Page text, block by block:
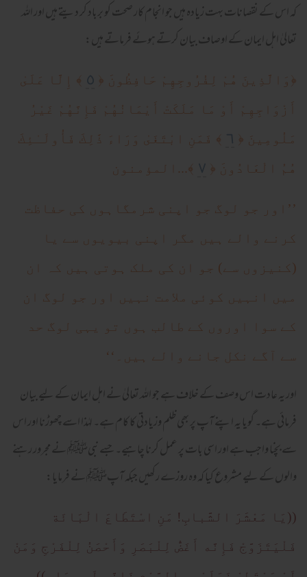
کہ اس کے نقصانات بہت زیادہ ہیں جو انجام کار صحت کو برباد کر دیتے ہیں اور اللہ
تعالیٰ اہل ایمان کے اوصاف بیان کرتے ہوئے فرماتے ہیں:
﴿وَالَّذِينَ هُمْ لِفُرُوجِهِمْ حَافِظُونَ ﴿ ٥ ﴾ إِلَّا عَلَىٰ
أَزْوَاجِهِمْ أَوْ مَا مَلَكَتْ أَيْمَانُهُمْ فَإِنَّهُمْ غَيْرُ
مَلُومِينَ ﴿ ٦ ﴾ فَمَنِ ابْتَغَىٰ وَرَاءَ ذَٰلِكَ فَأُولَـٰئِكَ
هُمُ الْعَادُونَ ﴿ ٧ ﴾...المؤمنون
’’اور جو لوگ جو اپنی شرمگاہوں کی حفاظت
کرنے والے ہیں مگر اپنی بیویوں سے یا
(کنیزوں سے) جو ان کی ملک ہوتی ہیں کہ ان
میں انہیں کوئی ملامت نہیں اور جو لوگ ان
کے سوا اوروں کے طالب ہوں تو یہی لوگ حد
سے آگے نکل جانے والے ہیں۔‘‘
اور یہ عادت اس وصف کے خلاف ہے جو اللہ تعالیٰ نے اہل ایمان کے لیے بیان
فرمائی ہے۔ گویا یہ اپنے آپ پر بھی ظلم وزیادتی کا کام ہے۔ لہٰذا اسے چھوڑنا اور اس
سے بچنا واجب ہے اور اسی بات پر عمل کرنا چاہیے۔ جسے نبیﷺ نے مجرور رہنے
والوں کے لیے مشروع کیا کہ وہ روزے رکھیں جبکہ آپﷺ نے فرمایا:
((یَا مَعْشَرَ الشَّبابِ! مَنِ اسْتَطَاعَ الْبَائَة
فَلْیَتَزَوَّجْ فَإِنَّه أَغَضُّ لِلْبَصَرِ وَأَحْصَنُ لِلْفَرْجِ وَمَنْ